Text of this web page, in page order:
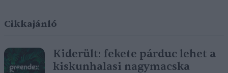
Cikkajánló
Kiderült: fekete párduc lehet a
kiskunhalasi nagymacska